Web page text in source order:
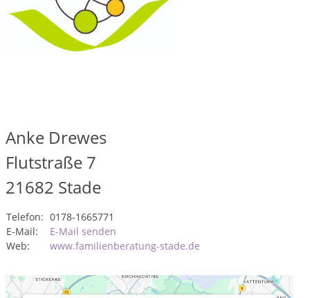
Anke Drewes
Flutstraße 7
21682 Stade
Telefon: 0178-1665771
E-Mail:
E-Mail senden
Web:
www.familienberatung-stade.de